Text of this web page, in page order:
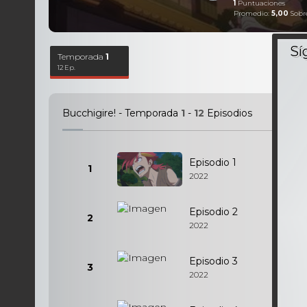
1 Puntuaciones
Promedio: 5,00
Temporada1
12 Ep.
Bucchigire! - Temporada 1 - 12 Episodios
1 Episodio 1
2022
2 Episodio 2
2022
3 Episodio 3
2022